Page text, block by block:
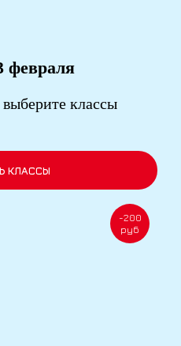
февраля
классы
КЛАССЫ
-200
руб